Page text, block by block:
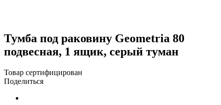
Тумба под раковину Geometria 80
подвесная, 1 ящик, серый туман
Товар сертифицирован
Поделиться